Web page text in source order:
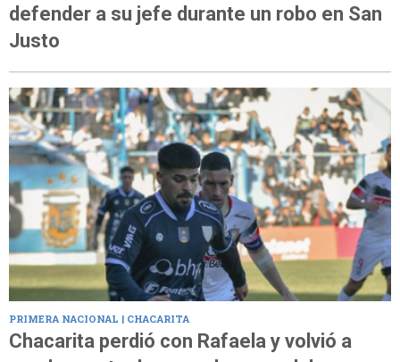
defender a su jefe durante un robo en San
Justo
PRIMERA NACIONAL | CHACARITA
Chacarita perdió con Rafaela y volvió a